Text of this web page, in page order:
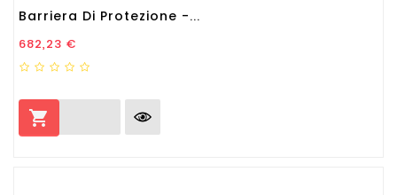
Barriera Di Protezione -...
Prezzo
682,23 €
